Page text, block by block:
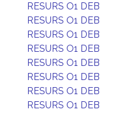
RESURS O1 DEB
RESURS O1 DEB
RESURS O1 DEB
RESURS O1 DEB
RESURS O1 DEB
RESURS O1 DEB
RESURS O1 DEB
RESURS O1 DEB